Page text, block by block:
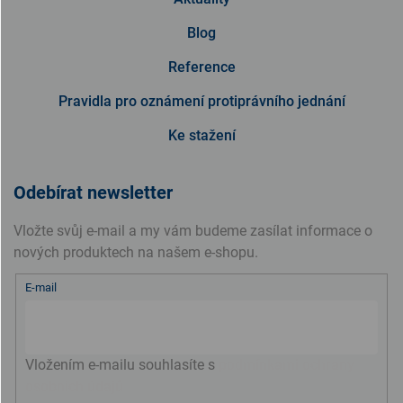
Blog
Reference
Pravidla pro oznámení protiprávního jednání
Ke stažení
Odebírat newsletter
Vložte svůj e-mail a my vám budeme zasílat informace o
nových produktech na našem e-shopu.
E-mail
Vložením e-mailu souhlasíte s